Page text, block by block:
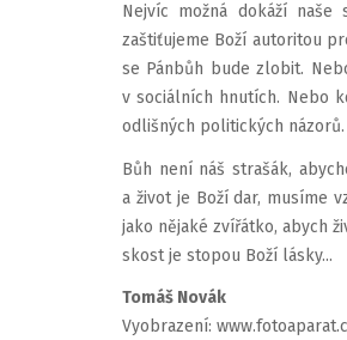
Nejvíc možná dokáží
zaštiťujeme Boží autoritou
se Pánbůh bude zlobit.
v sociálních hnu­tích. Nebo
odlišných poli­tických názorů.
Bůh není náš strašák,
a život je Boží dar, musíme
jako nějaké zvířátko, abych
skost je stopou Boží lásky...
Tomáš Novák
Vyobrazení: